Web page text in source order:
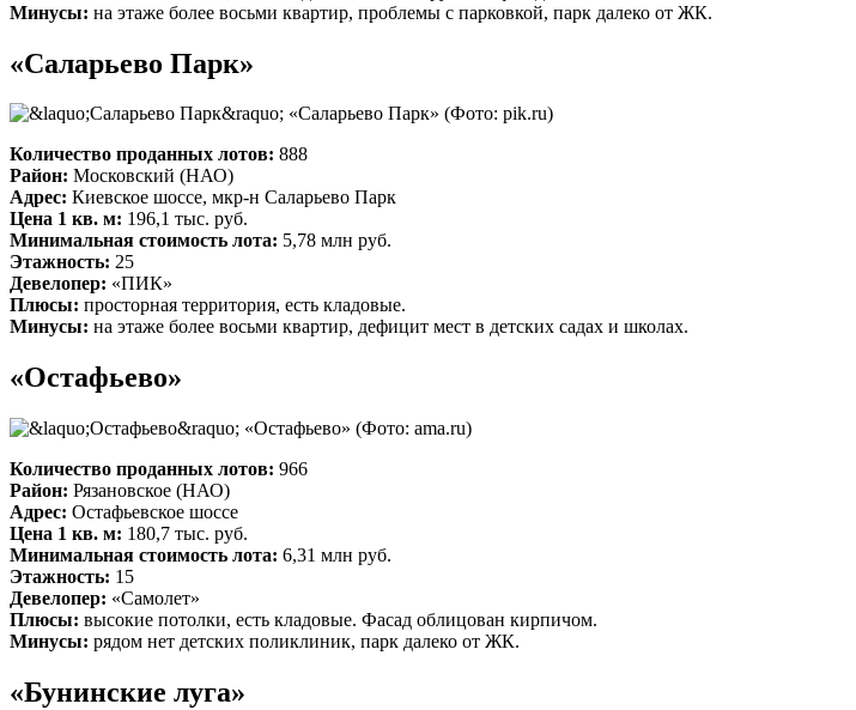
Минусы: на этаже более восьми квартир, проблемы с парковкой, парк далеко от ЖК.
«Саларьево Парк»
«Саларьево Парк» (Фото: pik.ru)
Количество проданных лотов: 888
Район: Московский (НАО)
Адрес: Киевское шоссе, мкр-н Саларьево Парк
Цена 1 кв. м: 196,1 тыс. руб.
Минимальная стоимость лота: 5,78 млн руб.
Этажность: 25
Девелопер: «ПИК»
Плюсы: просторная территория, есть кладовые.
Минусы: на этаже более восьми квартир, дефицит мест в детских садах и школах.
«Остафьево»
«Остафьево» (Фото: ama.ru)
Количество проданных лотов: 966
Район: Рязановское (НАО)
Адрес: Остафьевское шоссе
Цена 1 кв. м: 180,7 тыс. руб.
Минимальная стоимость лота: 6,31 млн руб.
Этажность: 15
Девелопер: «Самолет»
Плюсы: высокие потолки, есть кладовые. Фасад облицован кирпичом.
Минусы: рядом нет детских поликлиник, парк далеко от ЖК.
«Бунинские луга»